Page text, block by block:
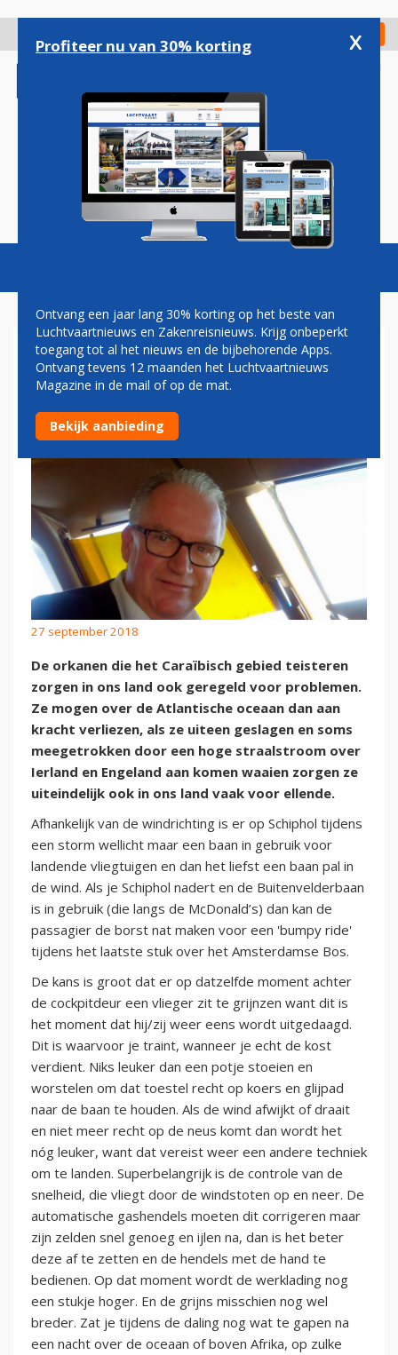
gaan
Check in
Magazine Podcasts Vacatures
HERMAN MATEBOER:
VLIEGEND PRETPARK
27 september 2018
De orkanen die het Caraïbisch gebied teisteren
zorgen in ons land ook geregeld voor problemen.
Ze mogen over de Atlantische oceaan dan aan
kracht verliezen, als ze uiteen geslagen en soms
meegetrokken door een hoge straalstroom over
Ierland en Engeland aan komen waaien zorgen ze
uiteindelijk ook in ons land vaak voor ellende.
Afhankelijk van de windrichting is er op Schiphol tijdens
een storm wellicht maar een baan in gebruik voor
landende vliegtuigen en dan het liefst een baan pal in
de wind. Als je Schiphol nadert en de Buitenvelderbaan
is in gebruik (die langs de McDonald’s) dan kan de
passagier de borst nat maken voor een 'bumpy ride'
tijdens het laatste stuk over het Amsterdamse Bos.
De kans is groot dat er op datzelfde moment achter
de cockpitdeur een vlieger zit te grijnzen want dit is
het moment dat hij/zij weer eens wordt uitgedaagd.
Dit is waarvoor je traint, wanneer je echt de kost
verdient. Niks leuker dan een potje stoeien en
worstelen om dat toestel recht op koers en glijpad
naar de baan te houden. Als de wind afwijkt of draait
en niet meer recht op de neus komt dan wordt het
nóg leuker, want dat vereist weer een andere techniek
om te landen. Superbelangrijk is de controle van de
snelheid, die vliegt door de windstoten op en neer. De
automatische gashendels moeten dit corrigeren maar
zijn zelden snel genoeg en ijlen na, dan is het beter
deze af te zetten en de hendels met de hand te
bedienen. Op dat moment wordt de werklading nog
een stukje hoger. En de grijns misschien nog wel
breder. Zat je tijdens de daling nog wat te gapen na
een nacht over de oceaan of boven Afrika, op zulke
Profiteer nu van 30% korting x
Ontvang een jaar lang 30% korting op het beste van
Luchtvaartnieuws en Zakenreisnieuws. Krijg onbeperkt
toegang tot al het nieuws en de bijbehorende Apps.
Ontvang tevens 12 maanden het Luchtvaartnieuws
Magazine in de mail of op de mat.
Bekijk aanbieding